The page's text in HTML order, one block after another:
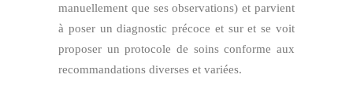
manuellement que ses observations) et parvient
à poser un diagnostic précoce et sur et se voit
proposer un protocole de soins conforme aux
recommandations diverses et variées.